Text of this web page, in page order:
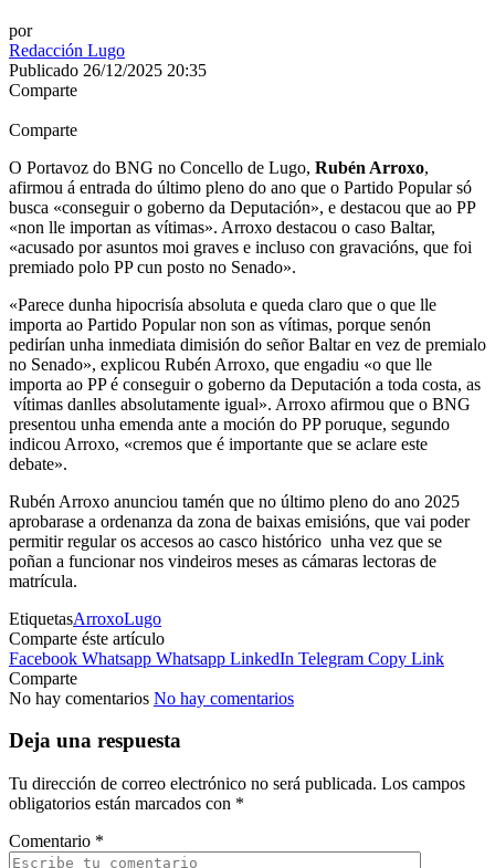
por
Redacción Lugo
Publicado 26/12/2025 20:35
Comparte
Comparte
O Portavoz do BNG no Concello de Lugo, Rubén Arroxo,
afirmou á entrada do último pleno do ano que o Partido Popular só
busca «conseguir o goberno da Deputación», e destacou que ao PP
«non lle importan as vítimas». Arroxo destacou o caso Baltar,
«acusado por asuntos moi graves e incluso con gravacións, que foi
premiado polo PP cun posto no Senado».
«Parece dunha hipocrisía absoluta e queda claro que o que lle
importa ao Partido Popular non son as vítimas, porque senón
pedirían unha inmediata dimisión do señor Baltar en vez de premialo
no Senado», explicou Rubén Arroxo, que engadiu «o que lle
importa ao PP é conseguir o goberno da Deputación a toda costa, as
vítimas danlles absolutamente igual». Arroxo afirmou que o BNG
presentou unha emenda ante a moción do PP poruque, segundo
indicou Arroxo, «cremos que é importante que se aclare este
debate».
Rubén Arroxo anunciou tamén que no último pleno do ano 2025
aprobarase a ordenanza da zona de baixas emisións, que vai poder
permitir regular os accesos ao casco histórico unha vez que se
poñan a funcionar nos vindeiros meses as cámaras lectoras de
matrícula.
EtiquetasArroxoLugo
Comparte éste artículo
Facebook Whatsapp Whatsapp LinkedIn Telegram Copy Link
Comparte
No hay comentarios No hay comentarios
Deja una respuesta
Tu dirección de correo electrónico no será publicada. Los campos
obligatorios están marcados con *
Comentario *